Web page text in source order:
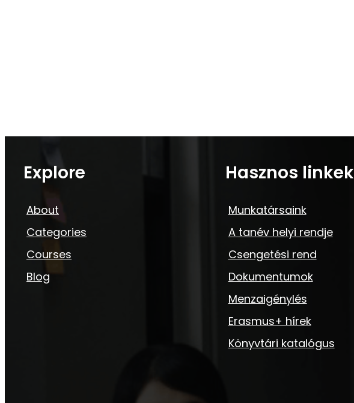
Explore
About
Categories
Courses
Blog
Hasznos linkek
Munkatársaink
A tanév helyi rendje
Csengetési rend
Dokumentumok
Menzaigénylés
Erasmus+ hírek
Könyvtári katalógus